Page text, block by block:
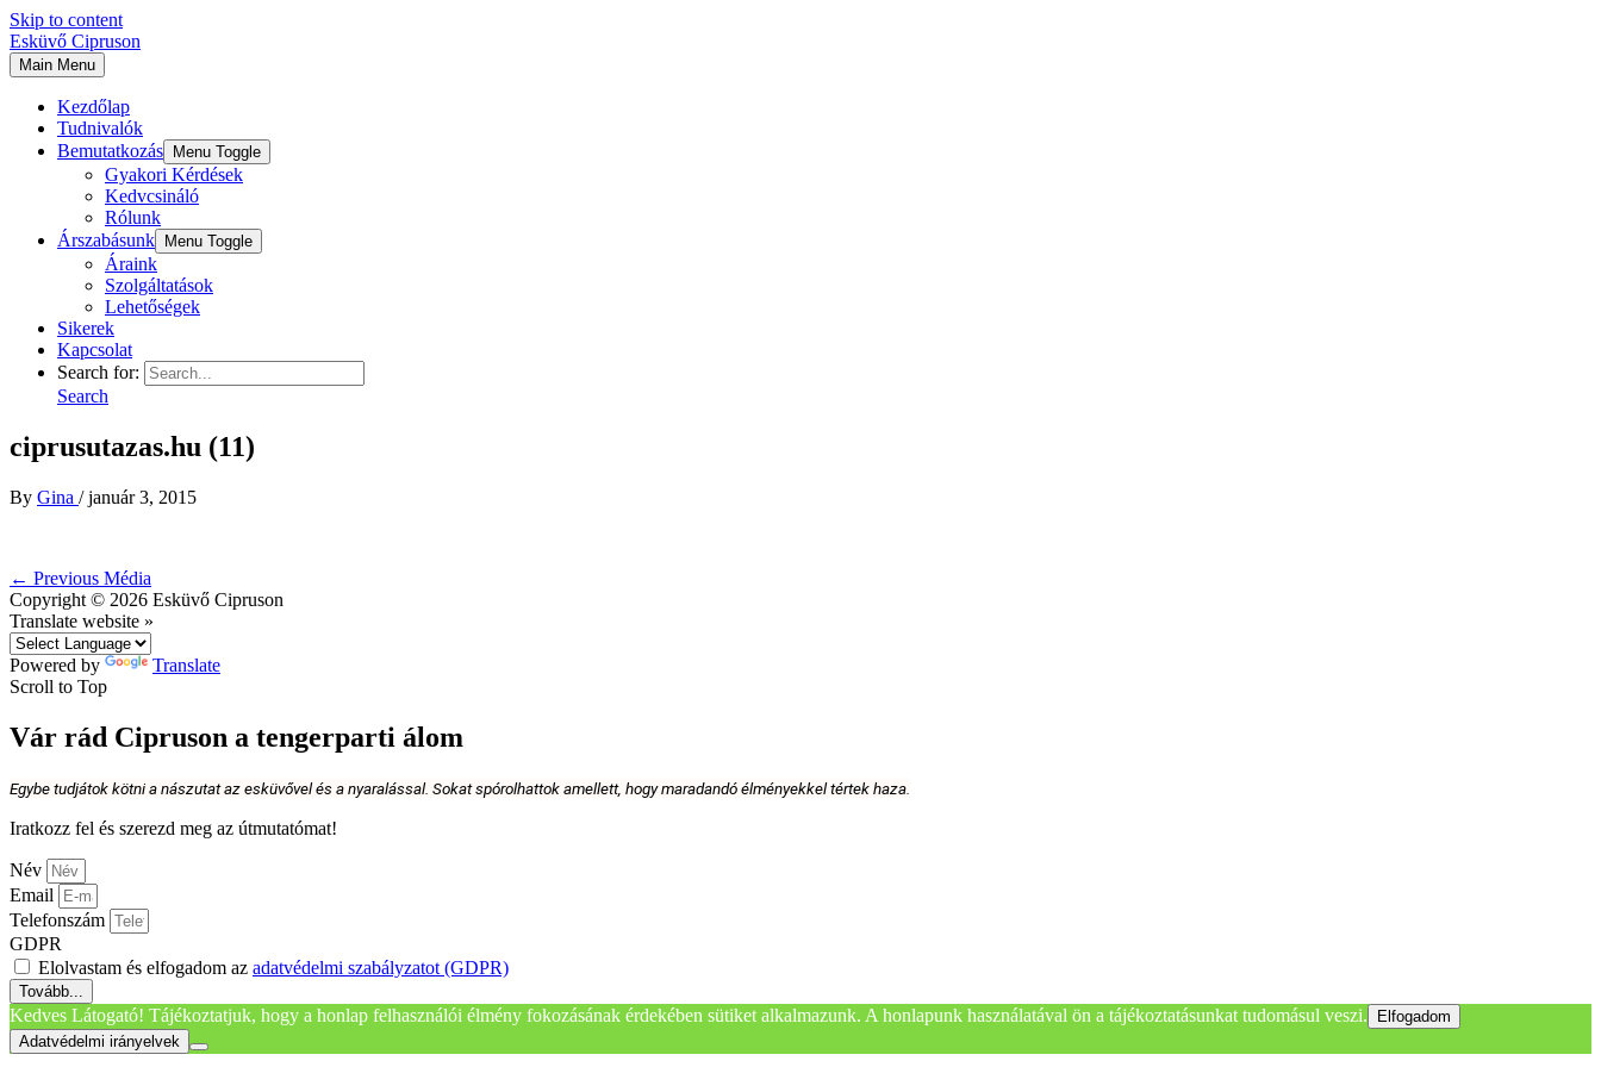
Skip to content
Esküvő Cipruson
Main Menu
Kezdőlap
Tudnivalók
Bemutatkozás
Menu Toggle
Gyakori Kérdések
Kedvcsináló
Rólunk
Árszabásunk
Menu Toggle
Áraink
Szolgáltatások
Lehetőségek
Sikerek
Kapcsolat
Search for:
Search
ciprusutazas.hu (11)
By Gina /január 3, 2015
← Previous Média
Copyright © 2026 Esküvő Cipruson
Translate website »
Powered by
Translate
Scroll to Top
Vár rád Cipruson a tengerparti álom
Egybe tudjátok kötni a nászutat az esküvővel és a nyaralással. Sokat spórolhattok amellett, hogy maradandó élményekkel tértek haza.
Iratkozz fel és szerezd meg az útmutatómat!
Név
Email
Telefonszám
GDPR
Elolvastam és elfogadom az adatvédelmi szabályzatot (GDPR)
Tovább...
Kedves Látogató! Tájékoztatjuk, hogy a honlap felhasználói élmény fokozásának érdekében sütiket alkalmazunk. A honlapunk használatával ön a tájékoztatásunkat tudomásul veszi.
Elfogadom
Adatvédelmi irányelvek